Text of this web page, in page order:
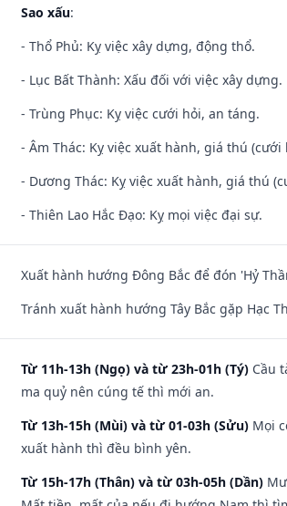
Sao xấu:
- Thổ Phủ: Kỵ việc xây dựng, động thổ.
- Lục Bất Thành: Xấu đối với việc xây dựng.
- Trùng Phục: Kỵ việc cưới hỏi, an táng.
- Âm Thác: Kỵ việc xuất hành, giá thú (cưới
- Dương Thác: Kỵ việc xuất hành, giá thú
- Thiên Lao Hắc Đạo: Kỵ mọi việc đại sự.
Xuất hành hướng Đông Bắc để đón 'Hỷ
Tránh xuất hành hướng Tây Bắc gặp Hạc
Từ 11h-13h (Ngọ) và từ 23h-01h (Tý) Cầu
ma quỷ nên cúng tế thì mới an.
Từ 13h-15h (Mùi) và từ 01-03h (Sửu) Mọi
xuất hành thì đều bình yên.
Từ 15h-17h (Thân) và từ 03h-05h (Dần)